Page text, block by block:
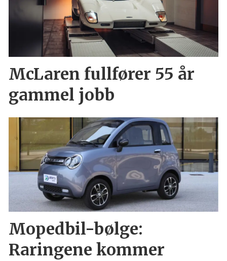
McLaren fullfører 55 år
gammel jobb
Mopedbil-bølge:
Raringene kommer